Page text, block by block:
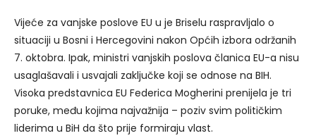
Vijeće za vanjske poslove EU u je Briselu raspravljalo o
situaciji u Bosni i Hercegovini nakon Općih izbora održanih
7. oktobra. Ipak, ministri vanjskih poslova članica EU-a nisu
usaglašavali i usvajali zaključke koji se odnose na BIH.
Visoka predstavnica EU Federica Mogherini prenijela je tri
poruke, među kojima najvažnija – poziv svim političkim
liderima u BiH da što prije formiraju vlast.